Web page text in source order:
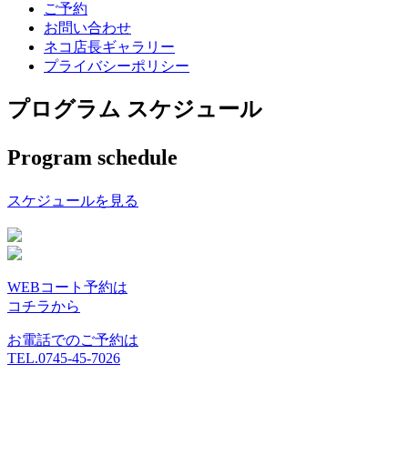
ご予約
お問い合わせ
ネコ店長ギャラリー
プライバシーポリシー
プログラム スケジュール
Program schedule
スケジュールを見る
WEBコート予約は
コチラから
お電話でのご予約は
TEL.0745-45-7026